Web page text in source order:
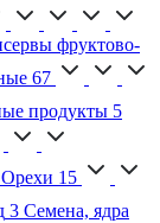
фруктово-
67
продукты 5
Орехи 15
3 Семена, ядра